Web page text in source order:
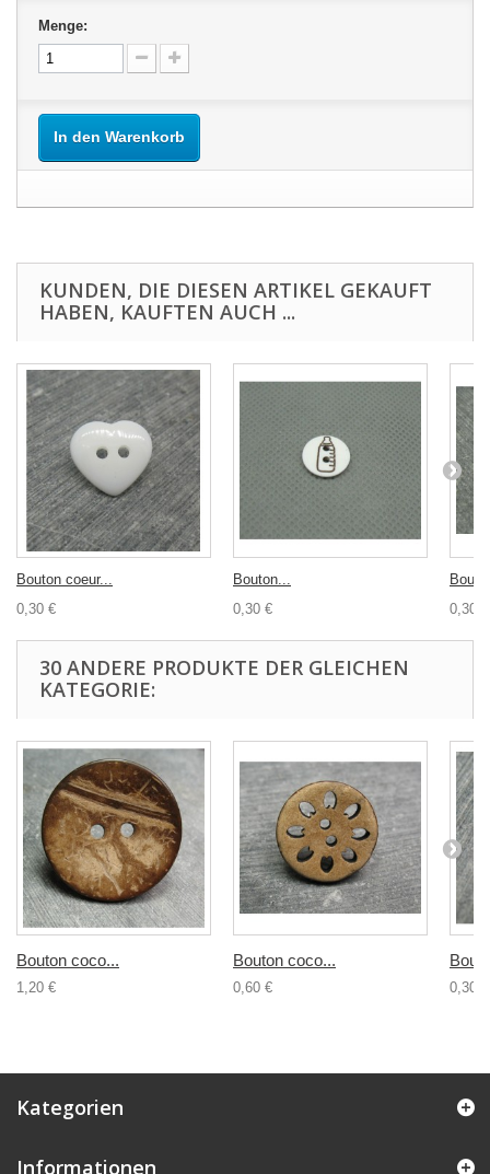
Menge:
In den Warenkorb
KUNDEN, DIE DIESEN ARTIKEL GEKAUFT
HABEN, KAUFTEN AUCH ...
Bouton coeur...
0,30 €
Bouton...
0,30 €
0,30 €
30 ANDERE PRODUKTE DER GLEICHEN
KATEGORIE:
Bouton coco...
1,20 €
Bouton coco...
0,60 € 0,30 €
Kategorien
Informationen